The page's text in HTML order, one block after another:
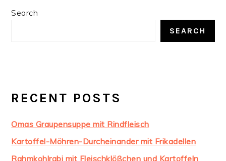
PRIMARY
Search
SEARCH
RECENT POSTS
Omas Graupensuppe mit Rindfleisch
Kartoffel-Möhren-Durcheinander mit Frikadellen
Rahmkohlrabi mit Fleischklößchen und Kartoffeln